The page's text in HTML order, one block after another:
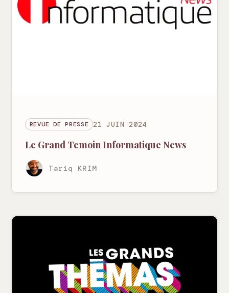
REVUE DE PRESSE 21 JUIN 2024
Le Grand Temoin Informatique News
Tariq KRIM